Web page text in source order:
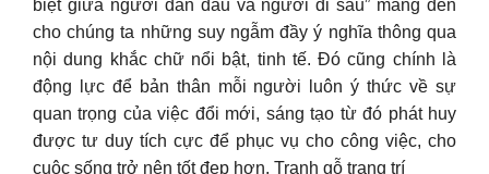
biệt giữa người dẫn đầu và người đi sau” mang đến
cho chúng ta những suy ngẫm đầy ý nghĩa thông qua
nội dung khắc chữ nổi bật, tinh tế. Đó cũng chính là
động lực để bản thân mỗi người luôn ý thức về sự
quan trọng của việc đổi mới, sáng tạo từ đó phát huy
được tư duy tích cực để phục vụ cho công việc, cho
cuộc sống trở nên tốt đẹp hơn. Tranh gỗ trang trí